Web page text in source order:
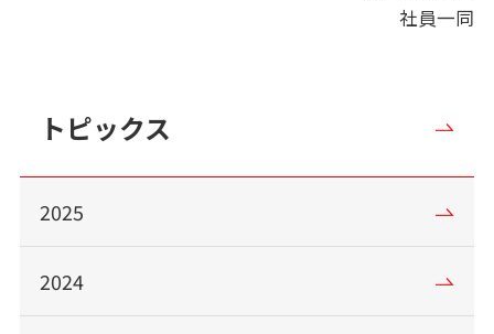
社員一同
トピックス
2025
2024